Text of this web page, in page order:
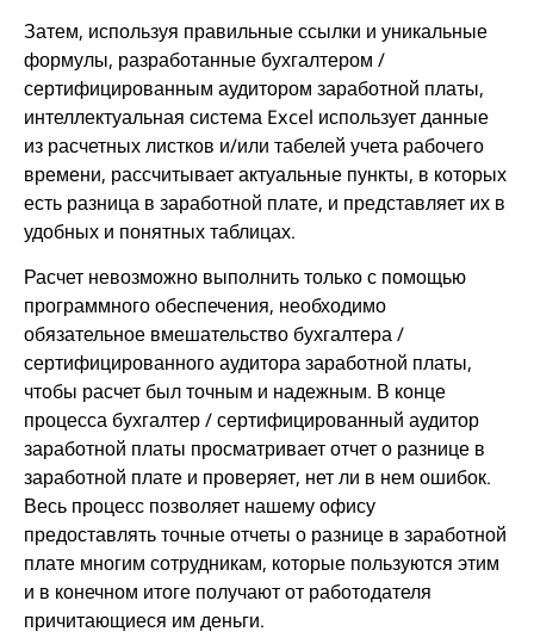
Затем, используя правильные ссылки и уникальные
формулы, разработанные бухгалтером /
сертифицированным аудитором заработной платы,
интеллектуальная система Excel использует данные
из расчетных листков и/или табелей учета рабочего
времени, рассчитывает актуальные пункты, в которых
есть разница в заработной плате, и представляет их в
удобных и понятных таблицах.
Расчет невозможно выполнить только с помощью
программного обеспечения, необходимо
обязательное вмешательство бухгалтера /
сертифицированного аудитора заработной платы,
чтобы расчет был точным и надежным. В конце
процесса бухгалтер / сертифицированный аудитор
заработной платы просматривает отчет о разнице в
заработной плате и проверяет, нет ли в нем ошибок.
Весь процесс позволяет нашему офису
предоставлять точные отчеты о разнице в заработной
плате многим сотрудникам, которые пользуются этим
и в конечном итоге получают от работодателя
причитающиеся им деньги.